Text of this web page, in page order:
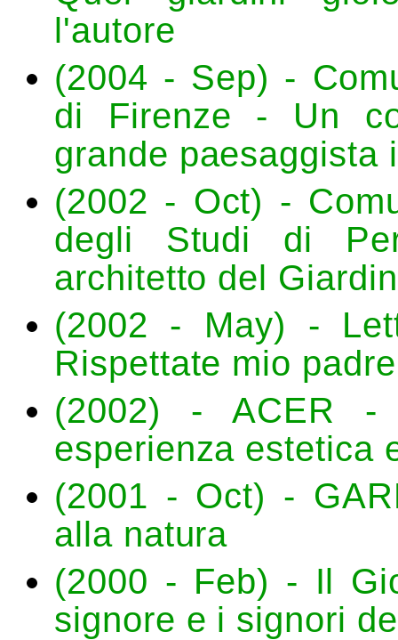
l'autore
(2004 - Sep) -
di Firenze - Un
grande paesaggista
(2002 - Oct) -
degli Studi di
architetto del
(2002 - May) -
Rispettate mio padre
(2002) - ACER
esperienza estetica
(2001 - Oct) -
alla natura
(2000 - Feb) - Il
signore e i signori